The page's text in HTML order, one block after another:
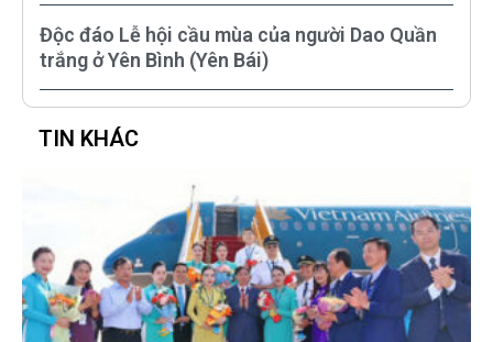
Độc đáo Lễ hội cầu mùa của người Dao Quần
trắng ở Yên Bình (Yên Bái)
TIN KHÁC